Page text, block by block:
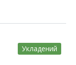
Укладений